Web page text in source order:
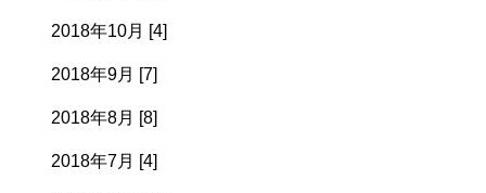
2018年10月 [4]
2018年9月 [7]
2018年8月 [8]
2018年7月 [4]